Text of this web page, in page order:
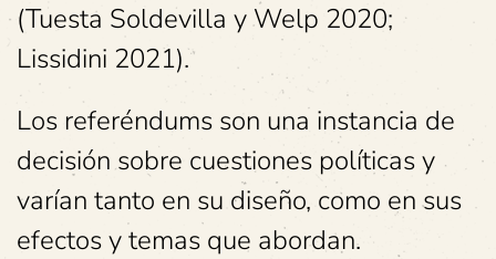
(Tuesta Soldevilla y Welp 2020;
Lissidini 2021).
Los referéndums son una instancia de
decisión sobre cuestiones políticas y
varían tanto en su diseño, como en sus
efectos y temas que abordan.